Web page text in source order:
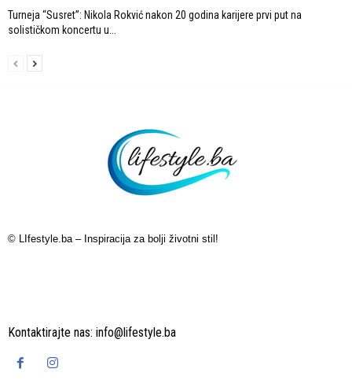
Turneja “Susret”: Nikola Rokvić nakon 20 godina karijere prvi put na
solističkom koncertu u...
© LIfestyle.ba – Inspiracija za bolji životni stil!
Kontaktirajte nas: info@lifestyle.ba